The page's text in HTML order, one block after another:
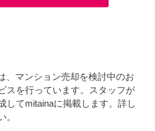
、マンション売却を検討中のお
スを行っています。スタッフが
してmitainaに掲載します。詳し
。